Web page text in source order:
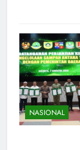
NASIONAL